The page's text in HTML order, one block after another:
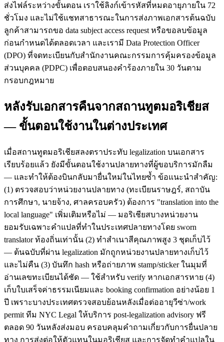
ส่งไฟล์ระหว่างขั้นตอน เราใช้ลิงก์เข้ารหัสที่หมดอายุภายใน 72
ชั่วโมง และไม่ใช้แชทสาธารณะในการส่งภาพเอกสารต้นฉบับ
ลูกค้าสามารถขอ data subject access request หรือขอลบข้อมูล
ก่อนกำหนดได้ตลอดเวลา และเรามี Data Protection Officer
(DPO) ที่จดทะเบียนกับสำนักงานคณะกรรมการคุ้มครองข้อมูล
ส่วนบุคคล (PDPC) เพื่อตอบสนองคำร้องภายใน 30 วันตาม
กรอบกฎหมาย
หลังรับเอกสารคืนจากสถานทูตมอริเชียส
— ขั้นตอนใช้งานในต่างประเทศ
เมื่อสถานทูตมอริเชียสลงตราประทับ legalization บนเอกสาร
เรียบร้อยแล้ว ยังมีขั้นตอนใช้งานปลายทางที่ผู้ขอบริการมักลืม
— และทำให้ต้องบินกลับมายื่นใหม่ในไทยซ้ำ ข้อแนะนำสำคัญ:
(1) ตรวจสอบว่าหน่วยงานปลายทาง (ทะเบียนราษฎร์, สถาบัน
การศึกษา, นายจ้าง, ศาลครอบครัว) ต้องการ "translation into the
local language" เพิ่มเติมหรือไม่ — มอริเชียสบางหน่วยงาน
ยอมรับเฉพาะคำแปลที่ทำในประเทศปลายทางโดย sworn
translator ท้องถิ่นเท่านั้น (2) ทำสำเนาสีคุณภาพสูง 3 ชุดเก็บไว้
— ต้นฉบับที่ผ่าน legalization มักถูกหน่วยงานปลายทางเก็บไว้
และไม่คืน (3) บันทึก hash หรือถ่ายภาพ stamp/sticker ในมุมที่
อ่านเลขทะเบียนได้ชัด — ใช้สำหรับ verify หากเอกสารหาย (4)
เก็บใบเสร็จค่าธรรมเนียมและ booking confirmation อย่างน้อย 1
ปี เพราะบางประเทศตรวจสอบย้อนหลังเมื่อต่ออายุวีซ่า/work
permit ทีม NYC Legal ให้บริการ post-legalization advisory ฟรี
ตลอด 90 วันหลังส่งมอบ ครอบคลุมคำถามเกี่ยวกับการยื่นปลาย
ทาง การส่งต่อให้ตัวแทนในมอริเชียส และการจัดทำคำแปลใน